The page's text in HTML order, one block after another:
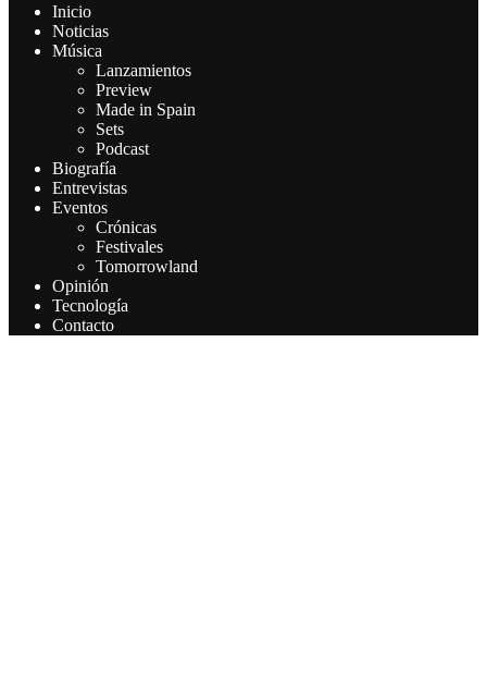
Inicio
Noticias
Música
Lanzamientos
Preview
Made in Spain
Sets
Podcast
Biografía
Entrevistas
Eventos
Crónicas
Festivales
Tomorrowland
Opinión
Tecnología
Contacto